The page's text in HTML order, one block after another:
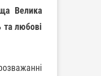
Велика
та любові